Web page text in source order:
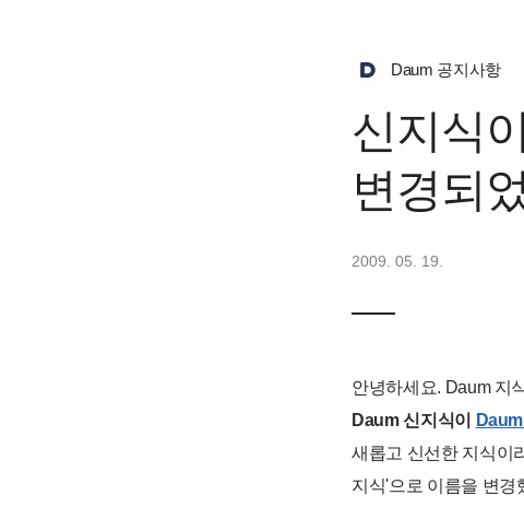
Daum 공지사항
신지식
변경되
2009. 05. 19.
안녕하세요. Daum 지
Daum 신지식이
새롭고 신선한 지식이
지식'으로 이름을 변경